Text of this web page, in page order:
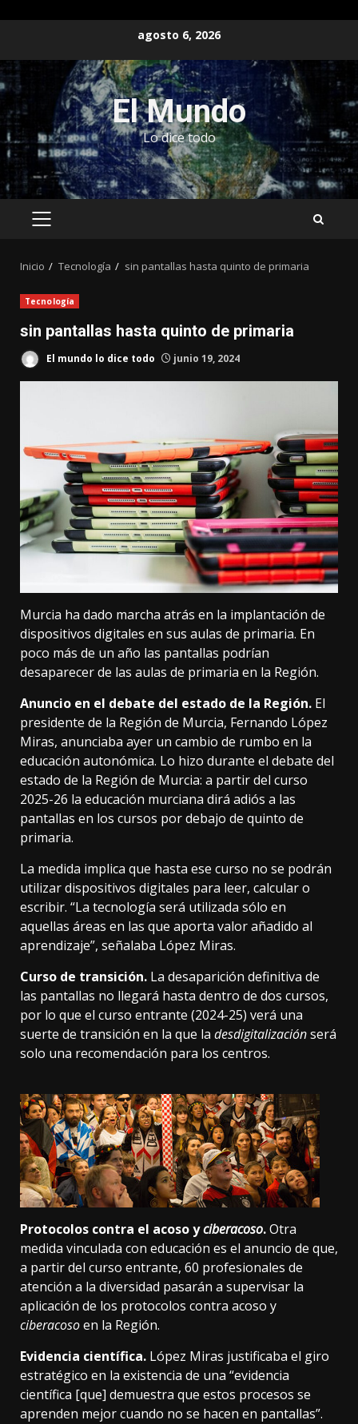
contenido
agosto 6, 2026
El Mundo
Lo dice todo
MENÚ
Inicio Tecnología sin pantallas hasta quinto de primaria
Tecnología
sin pantallas hasta quinto de primaria
El mundo lo dice todo junio 19, 2024
Murcia ha dado marcha atrás en la implantación de
dispositivos digitales en sus aulas de primaria. En
poco más de un año las pantallas podrían
desaparecer de las aulas de primaria en la Región.
Anuncio en el debate del estado de la Región. El
presidente de la Región de Murcia, Fernando López
Miras, anunciaba ayer un cambio de rumbo en la
educación autonómica. Lo hizo durante el debate del
estado de la Región de Murcia: a partir del curso
2025-26 la educación murciana dirá adiós a las
pantallas en los cursos por debajo de quinto de
primaria.
La medida implica que hasta ese curso no se podrán
utilizar dispositivos digitales para leer, calcular o
escribir. “La tecnología será utilizada sólo en
aquellas áreas en las que aporta valor añadido al
aprendizaje”, señalaba López Miras.
Curso de transición. La desaparición definitiva de
las pantallas no llegará hasta dentro de dos cursos,
por lo que el curso entrante (2024-25) verá una
suerte de transición en la que la desdigitalizaciónserá
solo una recomendación para los centros.
Protocolos contra el acoso yciberacoso.Otra
medida vinculada con educación es el anuncio de que,
a partir del curso entrante, 60 profesionales de
atención a la diversidad pasarán a supervisar la
aplicación de los protocolos contra acoso y
ciberacosoen la Región.
Evidencia científica. López Miras justificaba el giro
estratégico en la existencia de una “evidencia
científica [que] demuestra que estos procesos se
aprenden mejor cuando no se hacen en pantallas”.